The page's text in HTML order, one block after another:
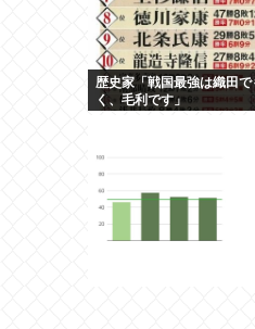
歴史家「戦国最強は織田
く、毛利です」